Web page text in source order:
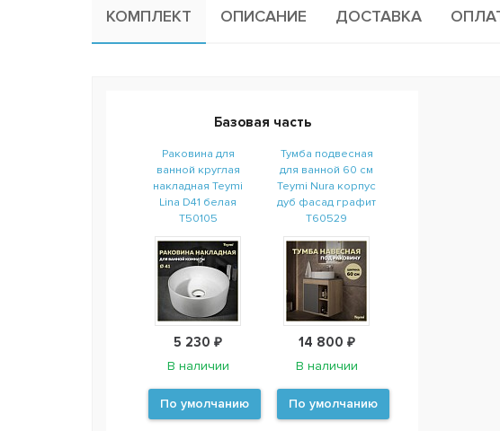
КОМПЛЕКТ ОПИСАНИЕ ДОСТАВКА
Базовая часть
Раковина для
ванной круглая
накладная Teymi
Lina D41 белая
T50105
5 230 ₽
В наличии
По умолчанию
Тумба подвесная
для ванной 60 см
Teymi Nura корпус
дуб фасад графит
T60529
14 800 ₽
В наличии
По умолчанию